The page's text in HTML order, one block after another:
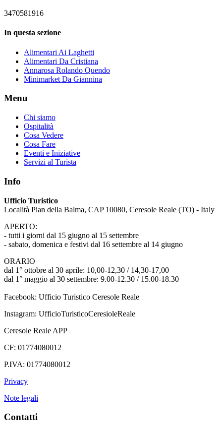
3470581916
In questa sezione
Alimentari Ai Laghetti
Alimentari Da Cristiana
Annarosa Rolando Quendo
Minimarket Da Giannina
Menu
Chi siamo
Ospitalità
Cosa Vedere
Cosa Fare
Eventi e Iniziative
Servizi al Turista
Info
Ufficio Turistico
Località Pian della Balma, CAP 10080, Ceresole Reale (TO) - Italy
APERTO:
- tutti i giorni dal 15 giugno al 15 settembre
- sabato, domenica e festivi dal 16 settembre al 14 giugno
ORARIO
dal 1° ottobre al 30 aprile: 10,00-12,30 / 14,30-17,00
dal 1° maggio al 30 settembre: 9.00-12.30 / 15.00-18.30
Facebook: Ufficio Turistico Ceresole Reale
Instagram: UfficioTuristicoCeresioleReale
Ceresole Reale APP
CF: 01774080012
P.IVA: 01774080012
Privacy
Note legali
Contatti